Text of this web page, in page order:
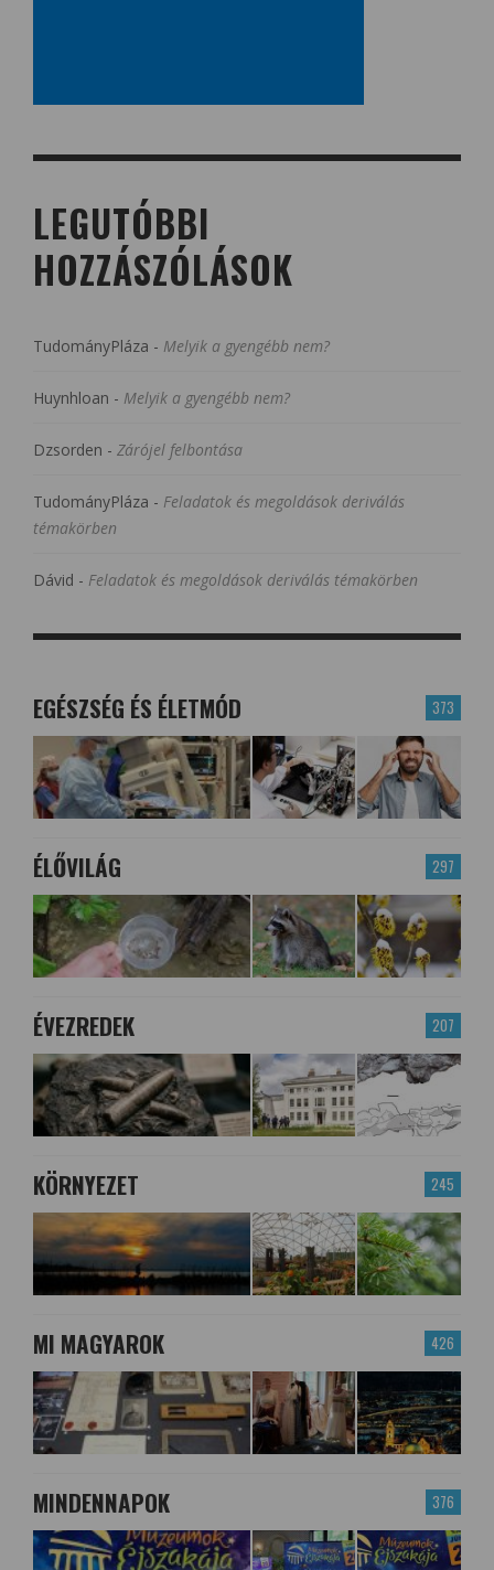
LEGUTÓBBI
HOZZÁSZÓLÁSOK
TudományPláza - Melyik a gyengébb nem?
Huynhloan - Melyik a gyengébb nem?
Dzsorden - Zárójel felbontása
TudományPláza - Feladatok és megoldások deriválás
témakörben
Dávid - Feladatok és megoldások deriválás témakörben
373
EGÉSZSÉG ÉS ÉLETMÓD
297
ÉLŐVILÁG
207
ÉVEZREDEK
245
KÖRNYEZET
426
MI MAGYAROK
376
MINDENNAPOK